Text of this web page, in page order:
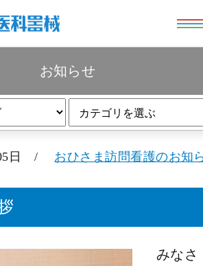
お知らせ
05日 / おひさま訪問看護のお知
拶
みなさ
お知らせ